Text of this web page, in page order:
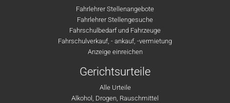
Fahrlehrer Stellenangebote
Fahrlehrer Stellengesuche
Fahrschulbedarf und Fahrzeuge
Fahrschulverkauf, - ankauf, -vermietung
Anzeige einreichen
Gerichtsurteile
Alle Urteile
Alkohol, Drogen, Rauschmittel